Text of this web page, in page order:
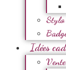
Stylo
Idées